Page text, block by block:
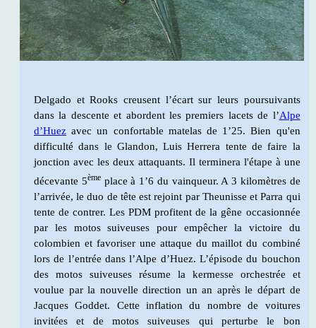
Delgado et Rooks creusent l’écart sur leurs poursuivants
dans la descente et abordent les premiers lacets de l’Alpe
d’Huez avec un confortable matelas de 1’25. Bien qu'en
difficulté dans le Glandon, Luis Herrera tente de faire la
jonction avec les deux attaquants. Il terminera l'étape à une
décevante 5èmeplace à 1’6 du vainqueur. A 3 kilomètres de
l’arrivée, le duo de tête est rejoint par Theunisse et Parra qui
tente de contrer. Les PDM profitent de la gêne occasionnée
par les motos suiveuses pour empêcher la victoire du
colombien et favoriser une attaque du maillot du combiné
lors de l’entrée dans l’Alpe d’Huez. L’épisode du bouchon
des motos suiveuses résume la kermesse orchestrée et
voulue par la nouvelle direction un an après le départ de
Jacques Goddet. Cette inflation du nombre de voitures
invitées et de motos suiveuses qui perturbe le bon